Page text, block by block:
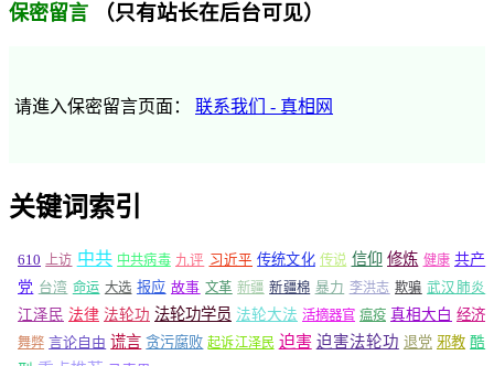
保密留言 （只有站长在后台可见）
请進入保密留言页面： 联系我们 - 真相网
关键词索引
610 上访 中共 中共病毒 九评 习近平 传统文化 传说 信仰 修炼 健康 共产
党 台湾 命运 大选 报应 故事 文革 新疆 新疆棉 暴力 李洪志 欺骗 武汉肺炎
江泽民 法律 法轮功 法轮功学员 法轮大法 活摘器官 瘟疫 真相大白 经济
舞弊 言论自由 谎言 贪污腐败 起诉江泽民 迫害 迫害法轮功 退党 邪教 酷